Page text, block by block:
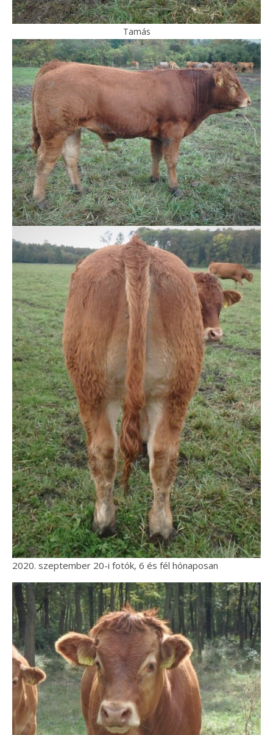
Tamás
2020. szeptember 20-i fotók, 6 és fél hónaposan